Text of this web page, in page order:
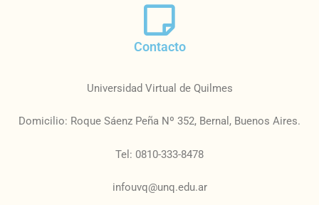
Contacto
Universidad Virtual de Quilmes
Domicilio: Roque Sáenz Peña Nº 352, Bernal, Buenos Aires.
Tel: 0810-333-8478
infouvq@unq.edu.ar